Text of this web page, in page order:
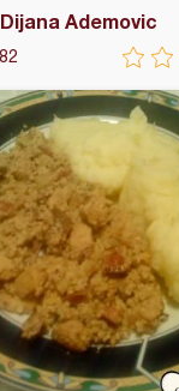
Dijana Ademovic